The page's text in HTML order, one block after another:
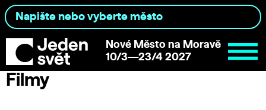
Nové Město na Moravě
10/3—23/4 2027
Filmy